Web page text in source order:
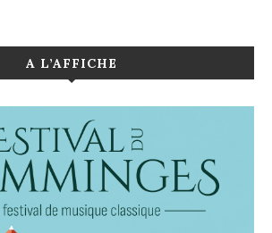
A L’AFFICHE